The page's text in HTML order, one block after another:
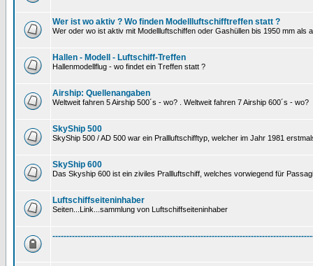
Wer ist wo aktiv ? Wo finden Modellluftschifftreffen statt ?
Wer oder wo ist aktiv mit Modellluftschiffen oder Gashüllen bis 1950 mm als
Hallen - Modell - Luftschiff-Treffen
Hallenmodellflug - wo findet ein Treffen statt ?
Airship: Quellenangaben
Weltweit fahren 5 Airship 500´s - wo? . Weltweit fahren 7 Airship 600´s - wo?
SkyShip 500
SkyShip 500 / AD 500 war ein Prallluftschifftyp, welcher im Jahr 1981
SkyShip 600
Das Skyship 600 ist ein ziviles Prallluftschiff, welches vorwiegend für
Luftschiffseiteninhaber
Seiten...Link...sammlung von Luftschiffseiteninhaber